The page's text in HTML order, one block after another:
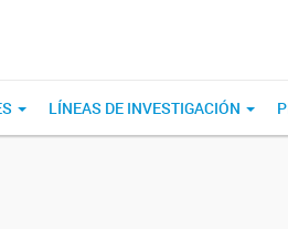
LÍNEAS DE INVESTIGACIÓN